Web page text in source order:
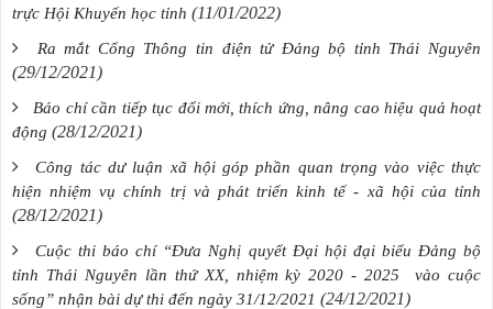
trực Hội Khuyến học tỉnh (11/01/2022)
Ra mắt Cổng Thông tin điện tử Đảng bộ tỉnh Thái Nguyên
(29/12/2021)
Báo chí cần tiếp tục đổi mới, thích ứng, nâng cao hiệu quả hoạt
động (28/12/2021)
Công tác dư luận xã hội góp phần quan trọng vào việc thực
hiện nhiệm vụ chính trị và phát triển kinh tế - xã hội của tỉnh
(28/12/2021)
Cuộc thi báo chí “Đưa Nghị quyết Đại hội đại biểu Đảng bộ
tỉnh Thái Nguyên lần thứ XX, nhiệm kỳ 2020 - 2025 vào cuộc
sống” nhận bài dự thi đến ngày 31/12/2021 (24/12/2021)